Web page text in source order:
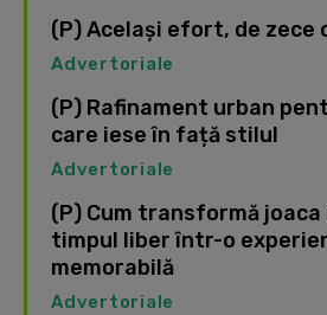
(P) Același efort, de zece
Advertoriale
(P) Rafinament urban
care iese în față stilul
Advertoriale
(P) Cum transformă
timpul liber într-o
memorabilă
Advertoriale